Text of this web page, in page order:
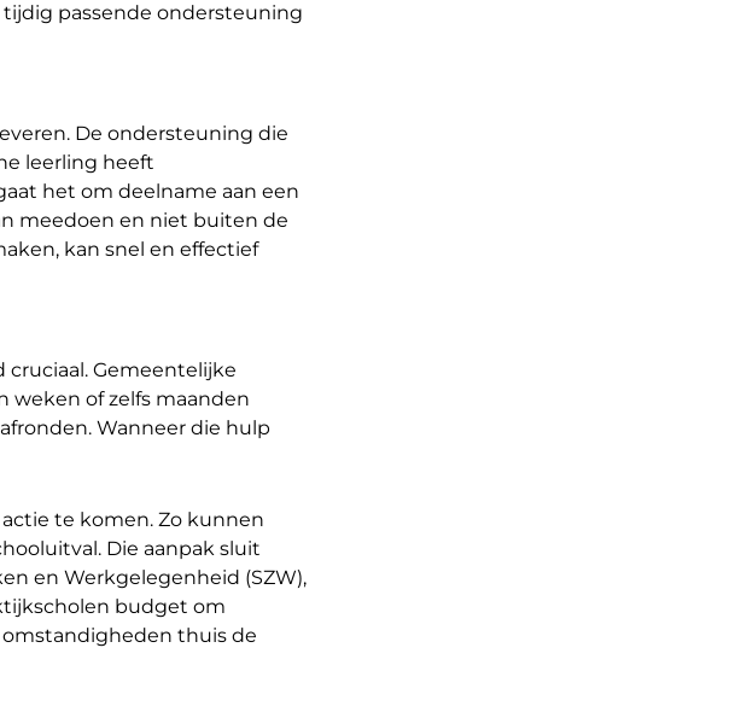
passende ondersteuning
De ondersteuning die
leerling heeft
het om deelname aan een
meedoen en niet buiten de
kan snel en effectief
Gemeentelijke
weken of zelfs maanden
Wanneer die hulp
te komen. Zo kunnen
Die aanpak sluit
en Werkgelegenheid (SZW),
budget om
thuis de